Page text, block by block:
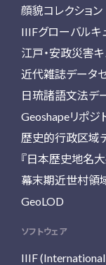
顔貌コレクション
IIIFグローバルキ
江戸・安政災害キ
近代雑誌データ
日琉諸語文法デ
Geoshapeリポジ
歴史的行政区域
『日本歴史地名
幕末期近世村領
GeoLOD
ソフトウェア
IIIF